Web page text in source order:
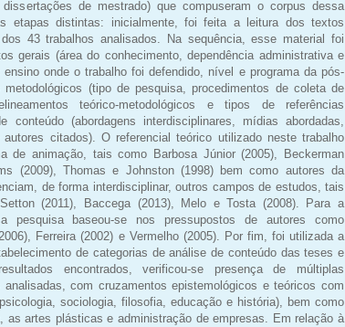
de mestrado) que compuseram o corpus dessa
etapas distintas: inicialmente, foi feita a leitura dos textos
43 trabalhos analisados. Na sequência, esse material foi
gerais (área do conhecimento, dependência administrativa e
onde o trabalho foi defendido, nível e programa da pós-
(tipo de pesquisa, procedimentos de coleta de
teórico-metodológicos e tipos de referências
conteúdo (abordagens interdisciplinares, mídias abordadas,
citados). O referencial teórico utilizado neste trabalho
de animação, tais como Barbosa Júnior (2005), Beckerman
(2009), Thomas e Johnston (1998) bem como autores da
de forma interdisciplinar, outros campos de estudos, tais
(2011), Baccega (2013), Melo e Tosta (2008). Para a
pesquisa baseou-se nos pressupostos de autores como
Ferreira (2002) e Vermelho (2005). Por fim, foi utilizada a
de categorias de análise de conteúdo das teses e
encontrados, verificou-se presença de múltiplas
com cruzamentos epistemológicos e teóricos com
sociologia, filosofia, educação e história), bem como
as artes plásticas e administração de empresas. Em relação à